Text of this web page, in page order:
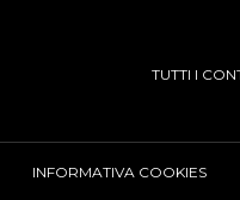
TUTTI I
INFORMATIVA COOKIES